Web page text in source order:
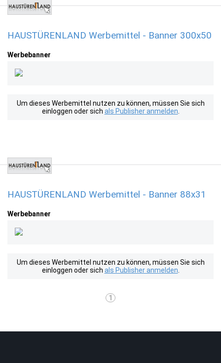
HAUSTÜRENLAND Werbemittel - Banner 300x50
Werbebanner
Um dieses Werbemittel nutzen zu können, müssen Sie sich
einloggen oder sich als Publisher anmelden
HAUSTÜRENLAND Werbemittel - Banner 88x31
Werbebanner
Um dieses Werbemittel nutzen zu können, müssen Sie sich
einloggen oder sich als Publisher anmelden
1